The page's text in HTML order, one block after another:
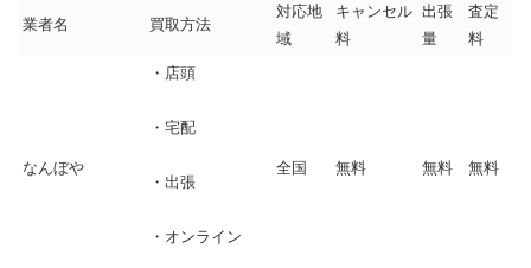
業者名 買取方法
対応地
域
キャンセル
料
出張
量
査定
料
なんぼや
・店頭
・宅配
・出張
・オンライン
全国 無料 無料 無料